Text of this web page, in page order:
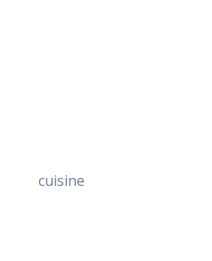
cuisine